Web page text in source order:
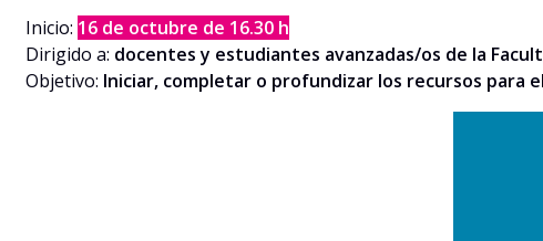
Inicio: 16 de octubre de 16.30 h
Dirigido a: docentes y estudiantes avanzadas/os de la
Objetivo: Iniciar, completar o profundizar los recursos para